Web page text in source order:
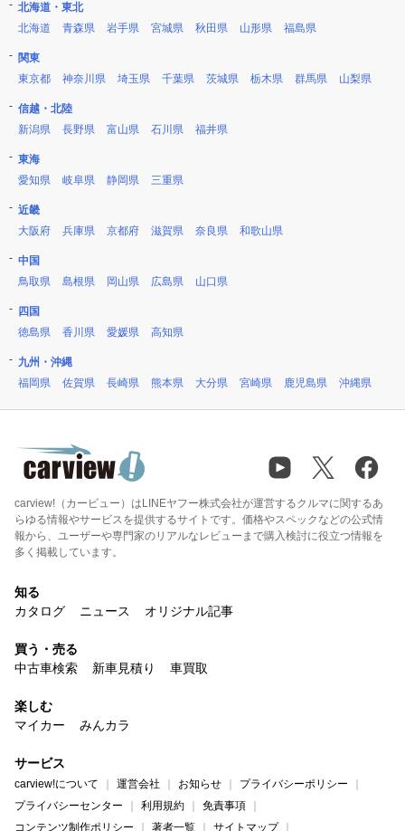
北海道・東北
北海道
青森県 岩手県 宮城県 秋田県 山形県 福島県
関東
東京都
神奈川県 埼玉県 千葉県 茨城県 栃木県 群馬県 山梨県
信越・北陸
新潟県
長野県 富山県 石川県 福井県
東海
愛知県
岐阜県 静岡県 三重県
近畿
大阪府
兵庫県 京都府 滋賀県 奈良県 和歌山県
中国
鳥取県
島根県 岡山県 広島県 山口県
四国
徳島県
香川県 愛媛県 高知県
九州・沖縄
福岡県
佐賀県 長崎県 熊本県 大分県 宮崎県 鹿児島県 沖縄県
carview!（カービュー）はLINEヤフー株式会社が運営するクルマに関するあ
らゆる情報やサービスを提供するサイトです。価格やスペックなどの公式情
報から、ユーザーや専門家のリアルなレビューまで購入検討に役立つ情報を
多く掲載しています。
知る
カタログ
ニュース オリジナル記事
買う・売る
中古車検索
新車見積り 車買取
楽しむ
マイカー
みんカラ
サービス
carview!について 運営会社 お知らせ
プライバシーポリシー
プライバシーセンター
利用規約
免責事項
コンテンツ制作ポリシー
著者一覧 サイトマップ